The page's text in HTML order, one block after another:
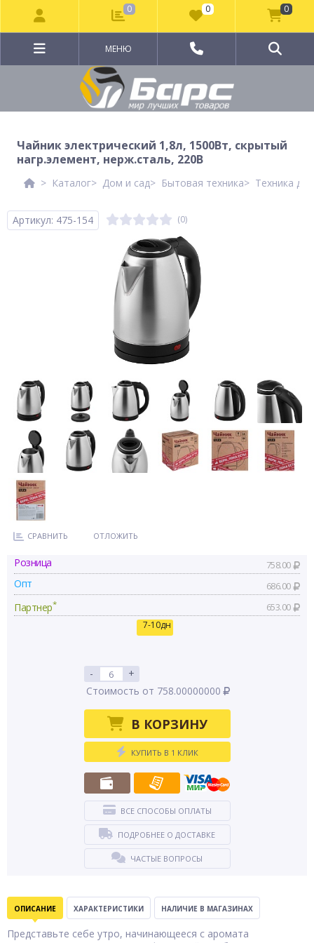
МЕНЮ
Чайник электрический 1,8л, 1500Вт, скрытый
нагр.элемент, нерж.сталь, 220В
Каталог Дом и сад Бытовая техника Техника
Артикул: 475-154 (0)
СРАВНИТЬ ОТЛОЖИТЬ
Розница 758.00
Опт 686.00
Партнер* 653.00
7-10дн
-
+
Стоимость от 758.00000000
В КОРЗИНУ
КУПИТЬ В 1 КЛИК
ВСЕ СПОСОБЫ ОПЛАТЫ
ПОДРОБНЕЕ О ДОСТАВКЕ
ЧАСТЫЕ ВОПРОСЫ
ОПИСАНИЕ ХАРАКТЕРИСТИКИ НАЛИЧИЕ В МАГАЗИНАХ
Представьте себе утро, начинающееся с аромата
0 0 0